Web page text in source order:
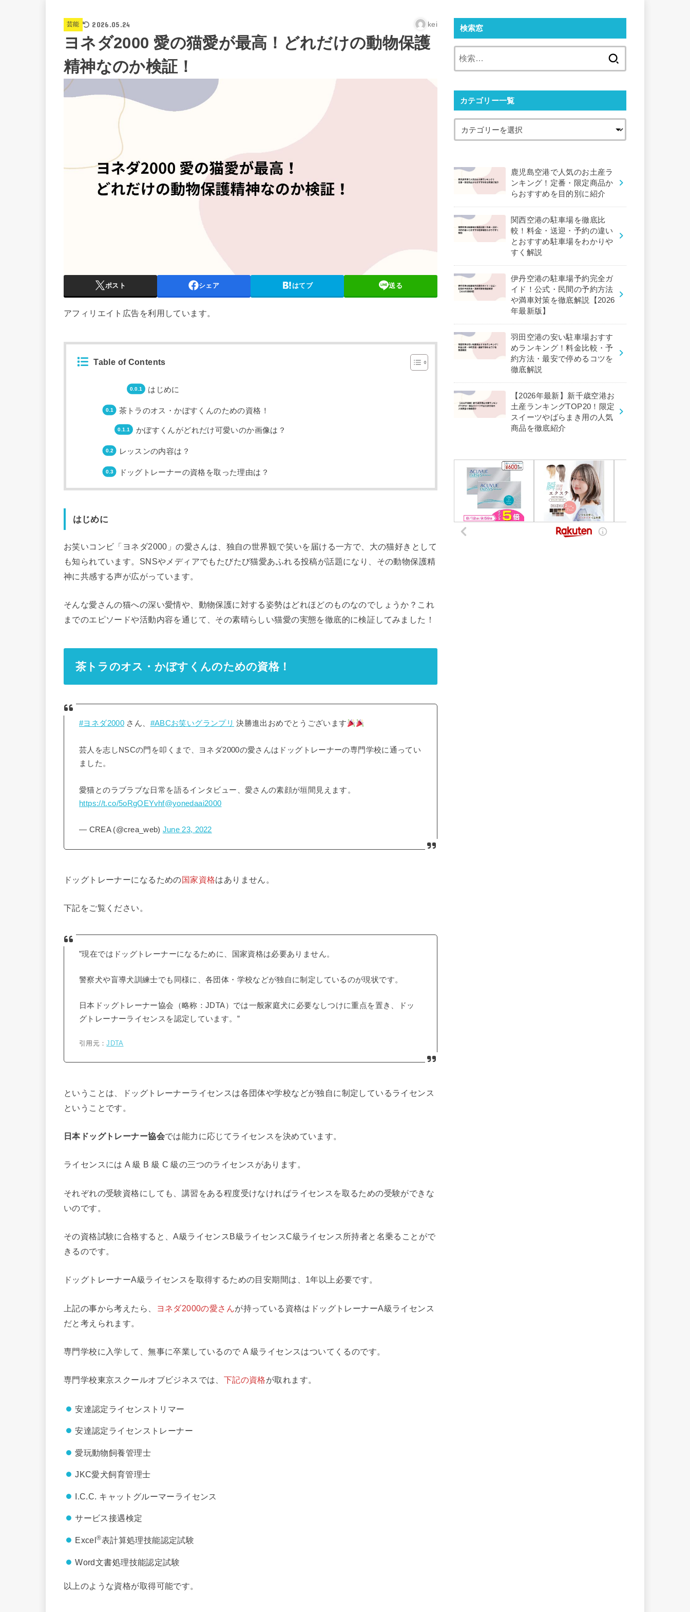
芸能 2026.05.24 kei
ヨネダ2000 愛の猫愛が最高！どれだけの動物保護
精神なのか検証！
ポスト シェア はてブ 送る
アフィリエイト広告を利用しています。
Table of Contents
はじめに
茶トラのオス・かぼすくんのための資格！
かぼすくんがどれだけ可愛いのか画像は？
レッスンの内容は？
ドッグトレーナーの資格を取った理由は？
はじめに
お笑いコンビ「ヨネダ2000」の愛さんは、独自の世界観で笑いを届ける一方で、大の猫好きとして
も知られています。SNSやメディアでもたびたび猫愛あふれる投稿が話題になり、その動物保護精
神に共感する声が広がっています。
そんな愛さんの猫への深い愛情や、動物保護に対する姿勢はどれほどのものなのでしょうか？これ
までのエピソードや活動内容を通じて、その素晴らしい猫愛の実態を徹底的に検証してみました！
茶トラのオス・かぼすくんのための資格！
#ヨネダ2000 さん、 #ABCお笑いグランプリ 決勝進出おめでとうございます
芸人を志しNSCの門を叩くまで、ヨネダ2000の愛さんはドッグトレーナーの専門学校に通ってい
ました。
愛猫とのラブラブな日常を語るインタビュー、愛さんの素顔が垣間見えます。
https://t.co/5oRgOEYvhf@yonedaai2000
— CREA (@crea_web) June 23, 2022
ドッグトレーナーになるための国家資格はありません。
下記をご覧ください。
”現在ではドッグトレーナーになるために、国家資格は必要ありません。
警察犬や盲導犬訓練士でも同様に、各団体・学校などが独自に制定しているのが現状です。
日本ドッグトレーナー協会（略称：JDTA）では一般家庭犬に必要なしつけに重点を置き、ドッ
グトレーナーライセンスを認定しています。”
引用元：JDTA
ということは、ドッグトレーナーライセンスは各団体や学校などが独自に制定しているライセンス
ということです。
日本ドッグトレーナー協会では能力に応じてライセンスを決めています。
ライセンスには A 級 B 級 C 級の三つのライセンスがあります。
それぞれの受験資格にしても、講習をある程度受けなければライセンスを取るための受験ができな
いのです。
その資格試験に合格すると、A級ライセンスB級ライセンスC級ライセンス所持者と名乗ることがで
きるのです。
ドッグトレーナーA級ライセンスを取得するための目安期間は、1年以上必要です。
上記の事から考えたら、 ヨネダ2000の愛さんが持っている資格はドッグトレーナーA級ライセンス
だと考えられます。
専門学校に入学して、無事に卒業しているので A 級ライセンスはついてくるのです。
専門学校東京スクールオブビジネスでは、 下記の資格が取れます。
安達認定ライセンストリマー
安達認定ライセンストレーナー
愛玩動物飼養管理士
JKC愛犬飼育管理士
I.C.C. キャットグルーマーライセンス
サービス接遇検定
Excel®表計算処理技能認定試験
Word文書処理技能認定試験
以上のような資格が取得可能です。
検索窓
カテゴリー一覧
鹿児島空港で人気のお土産ラ
ンキング！定番・限定商品か
らおすすめを目的別に紹介
関西空港の駐車場を徹底比
較！料金・送迎・予約の違い
とおすすめ駐車場をわかりや
すく解説
伊丹空港の駐車場予約完全ガ
イド！公式・民間の予約方法
や満車対策を徹底解説【2026
年最新版】
羽田空港の安い駐車場おすす
めランキング！料金比較・予
約方法・最安で停めるコツを
徹底解説
【2026年最新】新千歳空港お
土産ランキングTOP20！限定
スイーツやばらまき用の人気
商品を徹底紹介